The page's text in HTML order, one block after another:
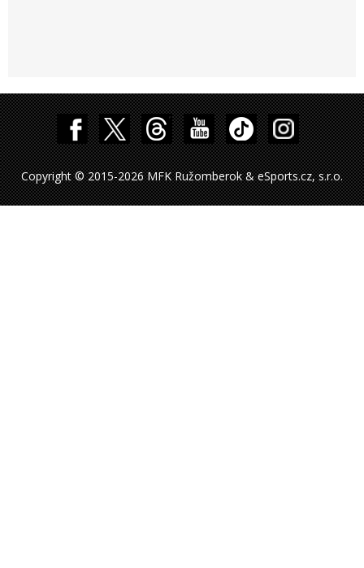
Copyright © 2015-2026 MFK Ružomberok & eSports.cz, s.r.o.